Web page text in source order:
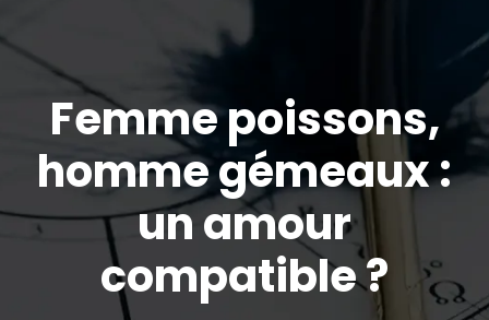
Femme poissons,
homme gémeaux :
un amour
compatible ?